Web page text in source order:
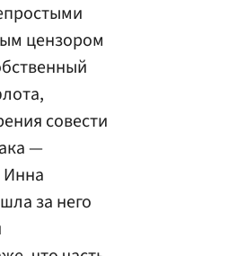
цензором
совести
—
Инна
за него